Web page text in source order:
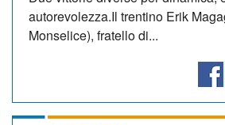
autorevolezza.Il trentino Erik
Monselice), fratello di...